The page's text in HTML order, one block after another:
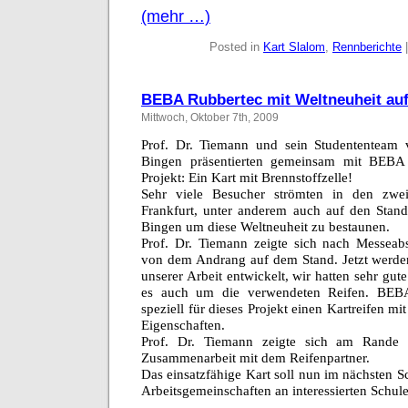
(mehr …)
Posted in Kart Slalom, Rennberichte
BEBA Rubbertec mit Weltneuheit
Mittwoch, Oktober 7th, 2009
Prof. Dr. Tiemann und sein Studententeam
Bingen präsentierten gemeinsam mit
Projekt: Ein Kart mit Brennstoffzelle!
Sehr viele Besucher strömten in den
Frankfurt, unter anderem auch auf den
Bingen um diese Weltneuheit zu bestaunen.
Prof. Dr. Tiemann zeigte sich nach
von dem Andrang auf dem Stand. Jetzt
unserer Arbeit entwickelt, wir hatten sehr gute
es auch um die verwendeten Reifen.
speziell für dieses Projekt einen Kartreifen
Eigenschaften.
Prof. Dr. Tiemann zeigte sich am
Zusammenarbeit mit dem Reifenpartner.
Das einsatzfähige Kart soll nun im nächsten
Arbeitsgemeinschaften an interessierten